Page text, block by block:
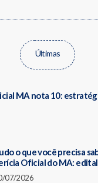
Últimas
MA nota 10:
o que você precisa
Oficial do MA:
07/2026